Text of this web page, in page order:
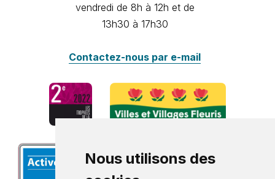
Nous utilisons des
vendredi de 8h à 12h et de
13h30 à 17h30
Contactez-nous par e-mail